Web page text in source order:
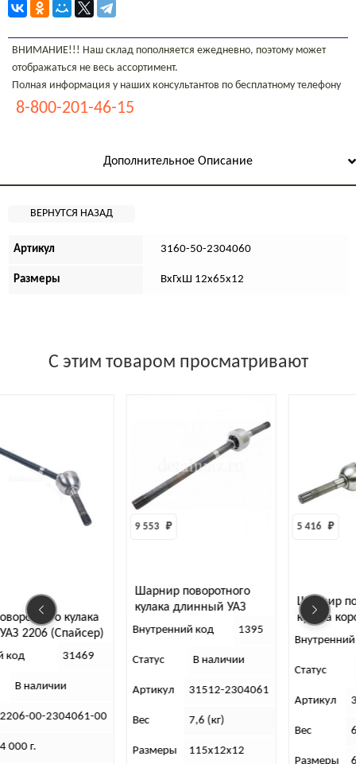
ВНИМАНИЕ!!! Наш склад пополняется ежедневно, поэтому может
отображаться не весь ассортимент.
Полная информация у наших консультантов по бесплатному телефону
8-800-201-46-15
Дополнительное Описание
Артикул 3160-50-2304060
Размеры ВхГхШ 12х65х12
С этим товаром просматривают
кулака
2206 (Спайсер)
код 31469
В наличии
2206-00-2304061-00
4 000 г.
Шарнир поворотного
кулака длинный УАЗ
31514,452 Бирфильд
9 553 ₽
Внутренний код 1395
Статус В наличии
Артикул 31512-2304061
Вес 7,6 (кг)
Размеры 115х12х12
Шарнир
кулака
452
5 416 ₽
Статус
Артикул
Вес
Размеры